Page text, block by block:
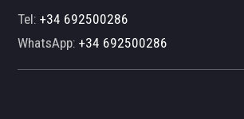
Tel:+34 692500286
WhatsApp:+34 692500286